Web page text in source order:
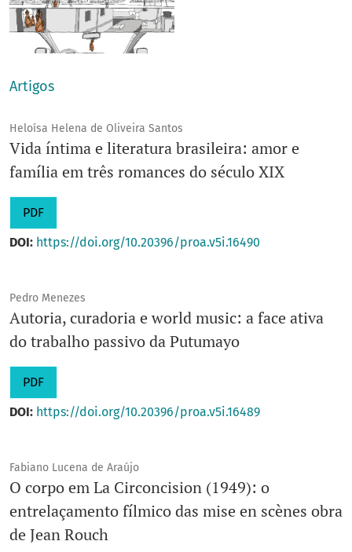
Artigos
Heloísa Helena de Oliveira Santos
Vida íntima e literatura brasileira: amor e
família em três romances do século XIX
PDF
DOI: https://doi.org/10.20396/proa.v5i.16490
Pedro Menezes
Autoria, curadoria e world music: a face ativa
do trabalho passivo da Putumayo
PDF
DOI: https://doi.org/10.20396/proa.v5i.16489
Fabiano Lucena de Araújo
O corpo em La Circoncision (1949): o
entrelaçamento fílmico das mise en scènes obra
de Jean Rouch